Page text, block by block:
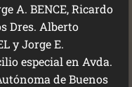
A. BENCE, Ricardo
Dres. Alberto
y Jorge E.
especial en Avda.
de Buenos